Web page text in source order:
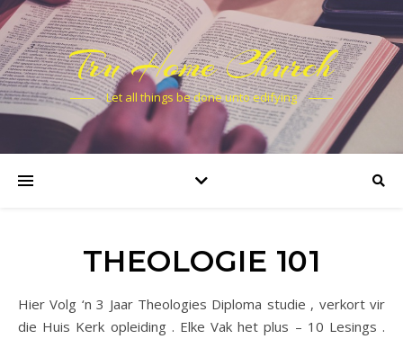
Tru Home Church
Let all things be done unto edifying
THEOLOGIE 101
Hier Volg ‘n 3 Jaar Theologies Diploma studie , verkort vir
die Huis Kerk opleiding . Elke Vak het plus – 10 Lesings .